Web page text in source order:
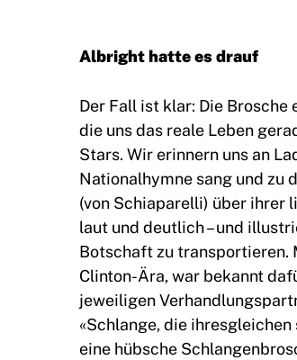
Albright hatte es drauf
Der Fall ist klar: Die
die uns das reale Leben
Stars. Wir erinnern uns an
Nationalhymne sang und zu
(von Schiaparelli) über ihrer
laut und deutlich – und
Botschaft zu transportieren.
Clinton-Ära, war bekannt
jeweiligen
«Schlange, die
eine hübsche